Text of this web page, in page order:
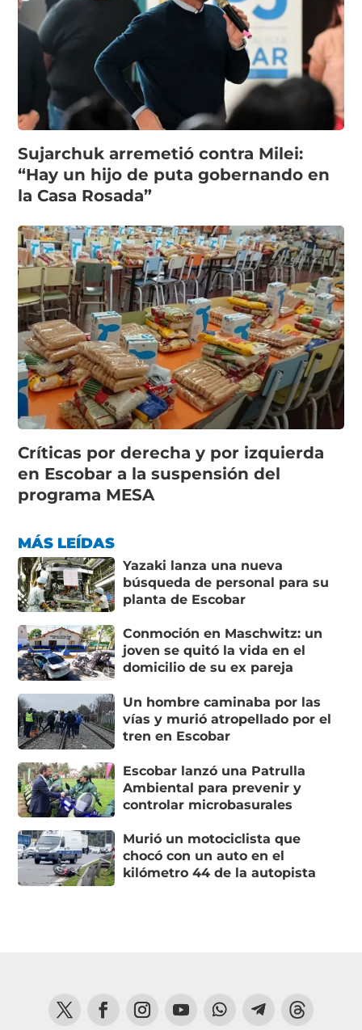
Sujarchuk arremetió contra Milei:
“Hay un hijo de puta gobernando en
la Casa Rosada”
Críticas por derecha y por izquierda
en Escobar a la suspensión del
programa MESA
MÁS LEÍDAS
Yazaki lanza una nueva
búsqueda de personal para su
planta de Escobar
Conmoción en Maschwitz: un
joven se quitó la vida en el
domicilio de su ex pareja
Un hombre caminaba por las
vías y murió atropellado por el
tren en Escobar
Escobar lanzó una Patrulla
Ambiental para prevenir y
controlar microbasurales
Murió un motociclista que
chocó con un auto en el
kilómetro 44 de la autopista